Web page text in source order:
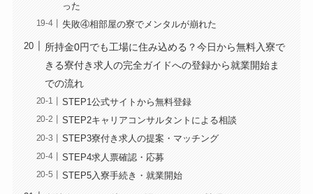
った
失敗④相部屋の寮でメンタルが崩れた
所持金0円でも工場に住み込める？今日から無料入寮で
きる寮付き求人の完全ガイドへの登録から就業開始ま
での流れ
STEP1公式サイトから無料登録
STEP2キャリアコンサルタントによる相談
STEP3寮付き求人の提案・マッチング
STEP4求人票確認・応募
STEP5入寮手続き・就業開始